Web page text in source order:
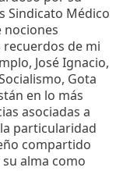
Sindicato Médico
de mi
José Ignacio,
Gota
en lo más
asociadas a
particularidad
compartido
alma como